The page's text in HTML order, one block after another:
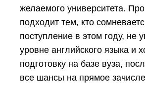
желаемого университета.
подходит тем, кто
поступление в этом году, не
уровне английского языка и
подготовку на базе вуза,
все шансы на прямое